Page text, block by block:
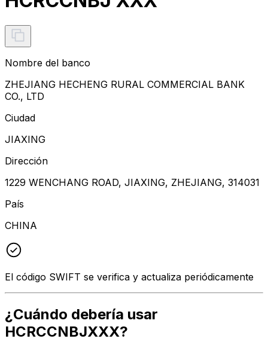
Nombre del banco
ZHEJIANG HECHENG RURAL COMMERCIAL BANK
CO., LTD
Ciudad
JIAXING
Dirección
1229 WENCHANG ROAD, JIAXING, ZHEJIANG, 314031
País
CHINA
El código SWIFT se verifica y actualiza periódicamente
¿Cuándo debería usar
HCRCCNBJXXX?